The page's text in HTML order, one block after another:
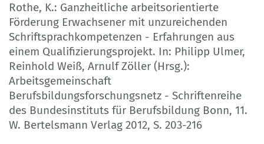
Rothe, K.: Ganzheitliche arbeitsorientierte
Förderung Erwachsener mit unzureichenden
Schriftsprachkompetenzen - Erfahrungen aus
einem Qualifizierungsprojekt. In: Philipp Ulmer,
Reinhold Weiß, Arnulf Zöller (Hrsg.):
Arbeitsgemeinschaft
Berufsbildungsforschungsnetz - Schriftenreihe
des Bundesinstituts für Berufsbildung Bonn, 11.
W. Bertelsmann Verlag 2012, S. 203-216